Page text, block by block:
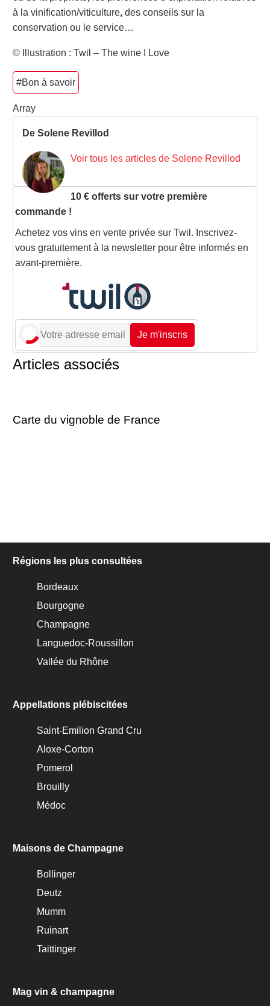
à la vinification/viticulture, des conseils sur la
conservation ou le service…
© Illustration : Twil – The wine I Love
#Bon à savoir
Array
De Solene Revillod
Voir tous les articles de Solene Revillod
10 € offerts sur votre première
commande !
Achetez vos vins en vente privée sur Twil. Inscrivez-
vous gratuitement à la newsletter pour être informés en
avant-première.
Je m'inscris
Articles associés
Carte du vignoble de France
Régions les plus consultées
Bordeaux
Bourgogne
Champagne
Languedoc-Roussillon
Vallée du Rhône
Appellations plébiscitées
Saint-Emilion Grand Cru
Aloxe-Corton
Pomerol
Brouilly
Médoc
Maisons de Champagne
Bollinger
Deutz
Mumm
Ruinart
Taittinger
Mag vin & champagne